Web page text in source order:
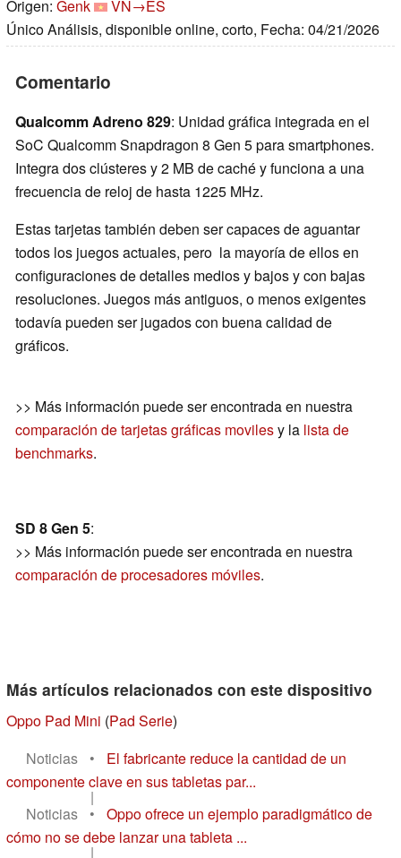
Origen: Genk
VN→ES
Único Análisis, disponible online, corto, Fecha: 04/21/2026
Comentario
Qualcomm Adreno 829: Unidad gráfica integrada en el
SoC Qualcomm Snapdragon 8 Gen 5 para smartphones.
Integra dos clústeres y 2 MB de caché y funciona a una
frecuencia de reloj de hasta 1225 MHz.
Estas tarjetas también deben ser capaces de aguantar
todos los juegos actuales, pero la mayoría de ellos en
configuraciones de detalles medios y bajos y con bajas
resoluciones. Juegos más antiguos, o menos exigentes
todavía pueden ser jugados con buena calidad de
gráficos.
>> Más información puede ser encontrada en nuestra
comparación de tarjetas gráficas movilesy la lista de
benchmarks.
SD 8 Gen 5:
>> Más información puede ser encontrada en nuestra
comparación de procesadores móviles.
Más artículos relacionados con este dispositivo
Oppo Pad Mini (Pad Serie)
Noticias
•
El fabricante reduce la cantidad de un
componente clave en sus tabletas par...
|
Noticias
•
Oppo ofrece un ejemplo paradigmático de
cómo no se debe lanzar una tableta ...
|